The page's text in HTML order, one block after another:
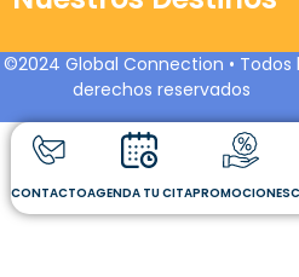
©2024 Global Connection • Todos
derechos reservados
CONTACTOAGENDA TU CITAPROMOCIONES